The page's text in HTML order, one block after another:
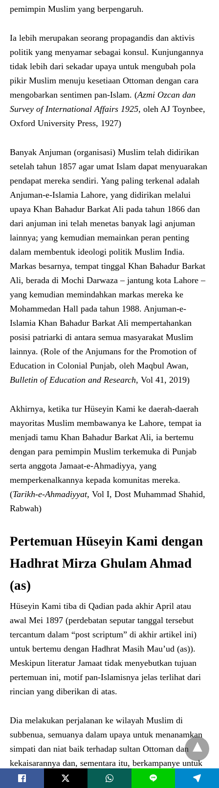
pemimpin Muslim yang berpengaruh.
Ia lebih merupakan seorang propagandis dan aktivis
politik yang menyamar sebagai konsul. Kunjungannya
tidak lebih dari sekadar upaya untuk mengubah pola
pikir Muslim menuju kesetiaan Ottoman dengan cara
mengobarkan sentimen pan-Islam. (Azmi Ozcan dan
Survey of International Affairs 1925, oleh AJ Toynbee,
Oxford University Press, 1927)
Banyak Anjuman (organisasi) Muslim telah didirikan
setelah tahun 1857 agar umat Islam dapat menyuarakan
pendapat mereka sendiri. Yang paling terkenal adalah
Anjuman-e-Islamia Lahore, yang didirikan melalui
upaya Khan Bahadur Barkat Ali pada tahun 1866 dan
dari anjuman ini telah menetas banyak lagi anjuman
lainnya; yang kemudian memainkan peran penting
dalam membentuk ideologi politik Muslim India.
Markas besarnya, tempat tinggal Khan Bahadur Barkat
Ali, berada di Mochi Darwaza – jantung kota Lahore –
yang kemudian memindahkan markas mereka ke
Mohammedan Hall pada tahun 1988. Anjuman-e-
Islamia Khan Bahadur Barkat Ali mempertahankan
posisi patriarki di antara semua masyarakat Muslim
lainnya. (Role of the Anjumans for the Promotion of
Education in Colonial Punjab, oleh Maqbul Awan,
Bulletin of Education and Research, Vol 41, 2019)
Akhirnya, ketika tur Hüseyin Kami ke daerah-daerah
mayoritas Muslim membawanya ke Lahore, tempat ia
menjadi tamu Khan Bahadur Barkat Ali, ia bertemu
dengan para pemimpin Muslim terkemuka di Punjab
serta anggota Jamaat-e-Ahmadiyya, yang
memperkenalkannya kepada komunitas mereka.
(Tarikh-e-Ahmadiyyat, Vol I, Dost Muhammad Shahid,
Rabwah)
Pertemuan Hüseyin Kami dengan
Hadhrat Mirza Ghulam Ahmad
(as)
Hüseyin Kami tiba di Qadian pada akhir April atau
awal Mei 1897 (perdebatan seputar tanggal tersebut
tercantum dalam “post scriptum” di akhir artikel ini)
untuk bertemu dengan Hadhrat Masih Mau’ud (as)).
Meskipun literatur Jamaat tidak menyebutkan tujuan
pertemuan ini, motif pan-Islamisnya jelas terlihat dari
rincian yang diberikan di atas.
Dia melakukan perjalanan ke wilayah Muslim di
subbenua, semuanya dalam upaya untuk menanamkan
simpati dan niat baik terhadap sultan Ottoman dan
kekaisarannya dan, sementara itu, berkampanye untuk
dana perang Yunani-Turki. Dia telah bertemu dengan
L